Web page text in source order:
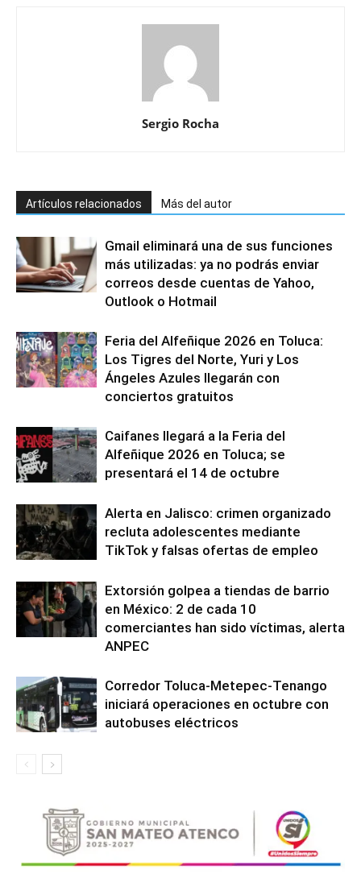
Sergio Rocha
Artículos relacionados Más del autor
Gmail eliminará una de sus funciones
más utilizadas: ya no podrás enviar
correos desde cuentas de Yahoo,
Outlook o Hotmail
Feria del Alfeñique 2026 en Toluca:
Los Tigres del Norte, Yuri y Los
Ángeles Azules llegarán con
conciertos gratuitos
Caifanes llegará a la Feria del
Alfeñique 2026 en Toluca; se
presentará el 14 de octubre
Alerta en Jalisco: crimen organizado
recluta adolescentes mediante
TikTok y falsas ofertas de empleo
Extorsión golpea a tiendas de barrio
en México: 2 de cada 10
comerciantes han sido víctimas, alerta
ANPEC
Corredor Toluca-Metepec-Tenango
iniciará operaciones en octubre con
autobuses eléctricos